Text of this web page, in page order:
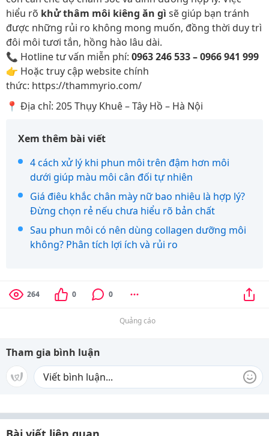
hiểu rõ khử thâm môi kiêng ăn gì sẽ giúp bạn tránh
được những rủi ro không mong muốn, đồng thời duy trì
đôi môi tươi tắn, hồng hào lâu dài.
📞 Hotline tư vấn miễn phí: 0963 246 533 – 0966 941 999
👉 Hoặc truy cập website chính
thức: https://thammyrio.com/
📍 Địa chỉ: 205 Thụy Khuê – Tây Hồ – Hà Nội
Xem thêm bài viết
4 cách xử lý khi phun môi trên đậm hơn môi
dưới giúp màu môi cân đối tự nhiên
Giá điêu khắc chân mày nữ bao nhiêu là hợp lý?
Đừng chọn rẻ nếu chưa hiểu rõ bản chất
Sau phun môi có nên dùng collagen dưỡng môi
không? Phân tích lợi ích và rủi ro
264 0 0
Quảng cáo
Tham gia bình luận